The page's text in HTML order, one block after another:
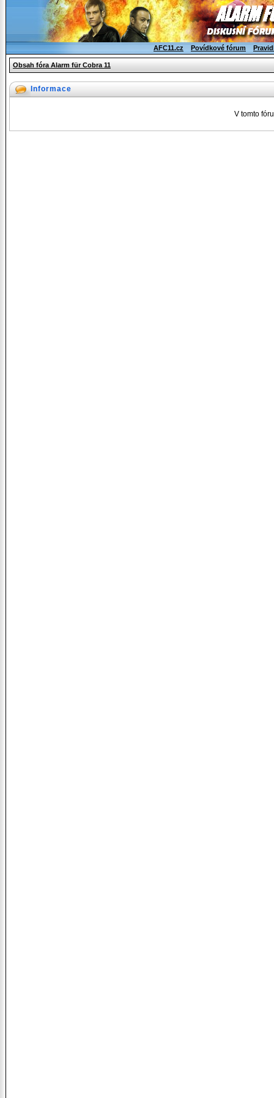
AFC11.cz Povídkové fórum
Obsah fóra Alarm für Cobra 11
Informace
V tomto